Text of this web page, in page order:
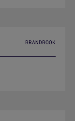
BRANDBOOK